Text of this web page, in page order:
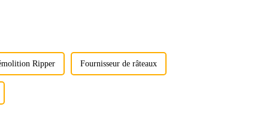
Ripper Fournisseur de râteaux